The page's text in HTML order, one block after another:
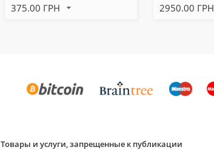
375.00 ГРН 2950.00 ГРН
Товары и услуги, запрещенные к публикации